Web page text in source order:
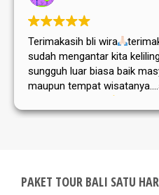
Terimakasih bli wira
sudah mengantar kita
sungguh luar biasa baik
maupun tempat
PAKET TOUR BALI SATU